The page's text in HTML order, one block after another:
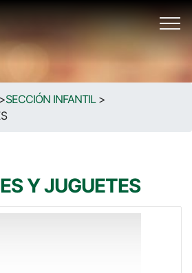
>SECCIÓN INFANTIL >
Y JUGUETES